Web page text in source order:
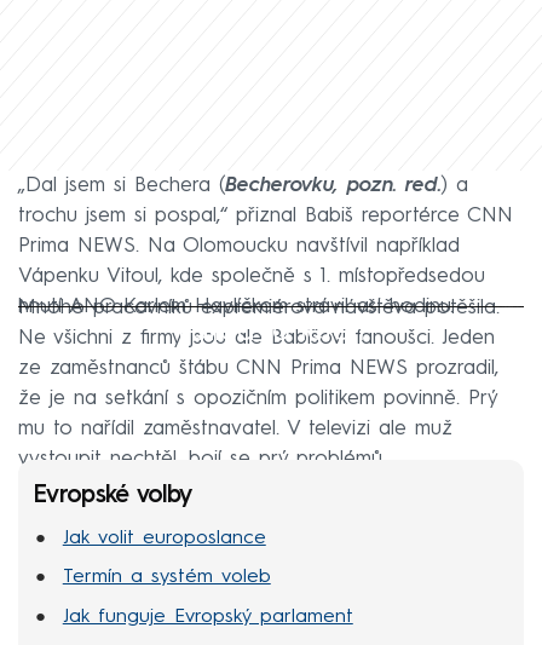
„Dal jsem si Bechera (Becherovku, pozn. red.) a
trochu jsem si pospal,“ přiznal Babiš reportérce CNN
Prima NEWS. Na Olomoucku navštívil například
Vápenku Vitoul, kde společně s 1. místopředsedou
hnutí ANO Karlem Havlíčkem strávil asi hodinu.
Failed to fetch
Mnoho pracovníků expremiérova návštěva potěšila.
Ne všichni z firmy jsou ale Babišovi fanoušci. Jeden
ze zaměstnanců štábu CNN Prima NEWS prozradil,
že je na setkání s opozičním politikem povinně. Prý
mu to nařídil zaměstnavatel. V televizi ale muž
vystoupit nechtěl, bojí se prý problémů.
Evropské volby
Jak volit europoslance
Termín a systém voleb
Jak funguje Evropský parlament